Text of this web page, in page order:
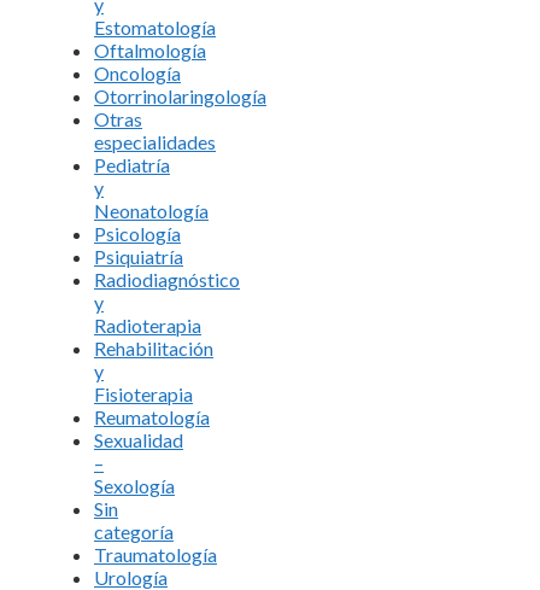
Estomatología
Oftalmología
Oncología
Otorrinolaringología
Otras
especialidades
Pediatría
y
Neonatología
Psicología
Psiquiatría
Radiodiagnóstico
y
Radioterapia
Rehabilitación
y
Fisioterapia
Reumatología
Sexualidad
–
Sexología
Sin
categoría
Traumatología
Urología